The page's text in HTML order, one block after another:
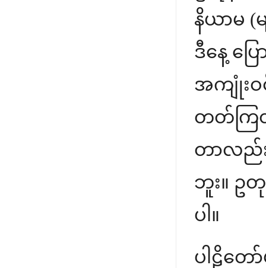
နိယာမ (
ဒီနေ့ ပ
အကျုံး
တတ်ကြတ
တာလည်
ဘူး။ ဥ
ပါ။
ပါဠိတေ